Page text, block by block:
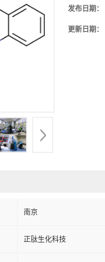
发布日期：
更新日期：
南京
正肽生化科技